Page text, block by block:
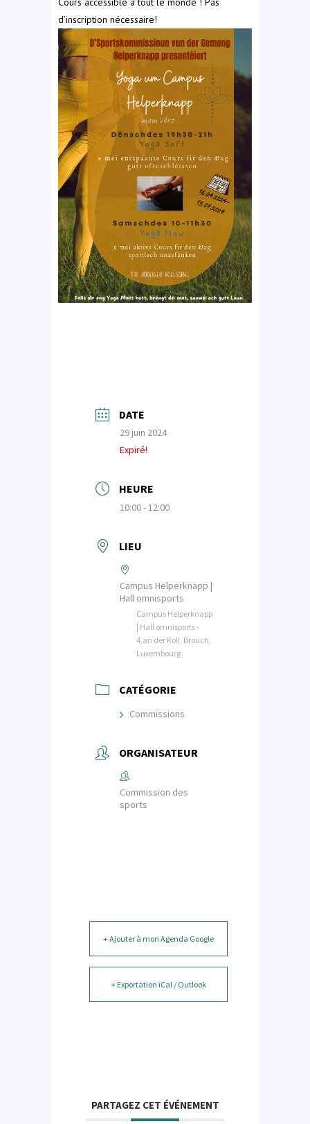
d’inscription nécessaire!
DATE
29 juin 2024
Expiré!
HEURE
10:00 - 12:00
LIEU
Campus Helperknapp |
Hall omnisports
Campus Helperknapp
| Hall omnisports -
4,an der Koll, Brouch,
Luxembourg
CATÉGORIE
Commissions
ORGANISATEUR
Commission des
sports
+ Ajouter à mon Agenda Google
+ Exportation iCal / Outlook
PARTAGEZ CET ÉVÉNEMENT